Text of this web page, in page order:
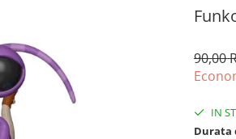
90,00
IN
Durata